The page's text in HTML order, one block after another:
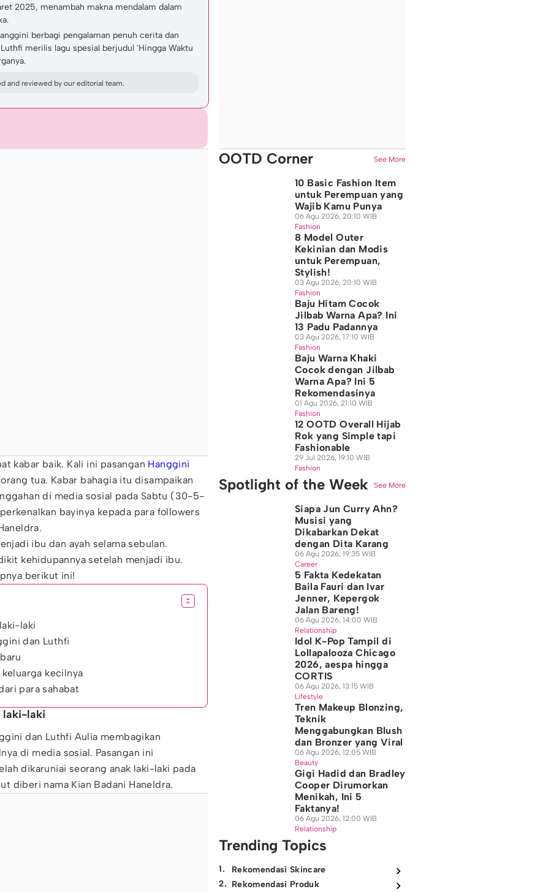
2025, menambah makna mendalam dalam
berbagi pengalaman penuh cerita dan
merilis lagu spesial berjudul 'Hingga Waktu
and reviewed by our editorial team.
kabar baik. Kali ini pasangan Hanggini
tua. Kabar bahagia itu disampaikan
di media sosial pada Sabtu (30-5-
bayinya kepada para followers
ibu dan ayah selama sebulan.
kehidupannya setelah menjadi ibu.
berikut ini!
laki
dan Luthfi
kecilnya
para sahabat
laki-laki
dan Luthfi Aulia membagikan
di media sosial. Pasangan ini
dikaruniai seorang anak laki-laki pada
diberi nama Kian Badani Haneldra.
OOTD Corner See More
10 Basic Fashion Item
untuk Perempuan yang
Wajib Kamu Punya
06 Agu 2026, 20:10 WIB
Fashion
8 Model Outer
Kekinian dan Modis
untuk Perempuan,
Stylish!
03 Agu 2026, 20:10 WIB
Fashion
Baju Hitam Cocok
Jilbab Warna Apa? Ini
13 Padu Padannya
03 Agu 2026, 17:10 WIB
Fashion
Baju Warna Khaki
Cocok dengan Jilbab
Warna Apa? Ini 5
Rekomendasinya
01 Agu 2026, 21:10 WIB
Fashion
12 OOTD Overall Hijab
Rok yang Simple tapi
Fashionable
29 Jul 2026, 19:10 WIB
Fashion
Spotlight of the Week See More
Siapa Jun Curry Ahn?
Musisi yang
Dikabarkan Dekat
dengan Dita Karang
06 Agu 2026, 19:35 WIB
Career
5 Fakta Kedekatan
Baila Fauri dan Ivar
Jenner, Kepergok
Jalan Bareng!
06 Agu 2026, 14:00 WIB
Relationship
Idol K-Pop Tampil di
Lollapalooza Chicago
2026, aespa hingga
CORTIS
06 Agu 2026, 13:15 WIB
Lifestyle
Tren Makeup Blonzing,
Teknik
Menggabungkan Blush
dan Bronzer yang Viral
06 Agu 2026, 12:05 WIB
Beauty
Gigi Hadid dan Bradley
Cooper Dirumorkan
Menikah, Ini 5
Faktanya!
06 Agu 2026, 12:00 WIB
Relationship
Trending Topics
1.
Rekomendasi Skincare
2. Rekomendasi Produk